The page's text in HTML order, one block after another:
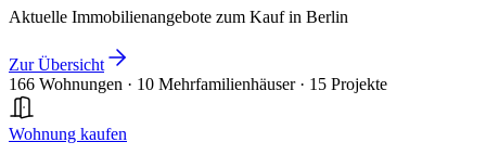
Aktuelle Immobilienangebote zum Kauf in Berlin
Zur Übersicht
166 Wohnungen · 10 Mehrfamilienhäuser · 15 Projekte
Wohnung kaufen